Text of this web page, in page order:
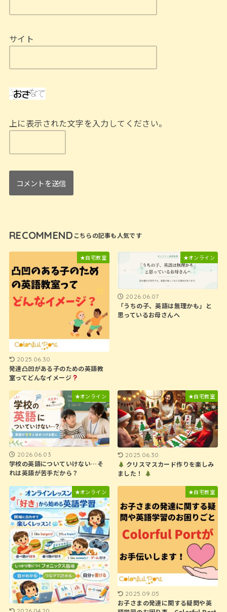
サイト
上に表示された文字を入力してください。
RECOMMEND
★自宅教室
2025.06.30
発達凸凹がある子のための英語教
室ってどんなイメージ
★オンライン
2026.06.07
「うちの子、英語は無理かも」と
思っているお母さんへ
★オンライン
2026.06.03
学校の英語についていけない…そ
れは英語が苦手だから？
★自宅教室
2025.06.30
クリスマスカード作りを楽しみ
ました！
★オンライン ★自宅教室
2025.09.05
お子さまの発達に関する疑問や英